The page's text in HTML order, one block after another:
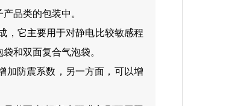
品类的包装中。
，它主要用于对静电比较敏感程
和双面复合气泡袋。
加防震系数，另一方面，可以增